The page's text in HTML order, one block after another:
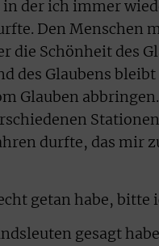
der ich immer
Den Menschen
die Schönheit des
des Glaubens
Glauben
durfte, das mir
getan habe, bitte
gesagt